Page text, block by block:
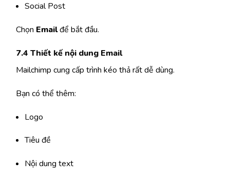
Social Post
Chọn Emailđể bắt đầu.
7.4 Thiết kế nội dung Email
Mailchimp cung cấp trình kéo thả rất dễ dùng.
Bạn có thể thêm:
Logo
Tiêu đề
Nội dung text